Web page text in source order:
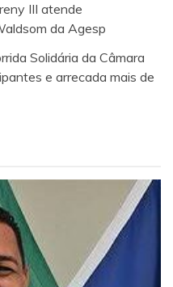
III atende
da Agesp
Solidária da Câmara
e arrecada mais de